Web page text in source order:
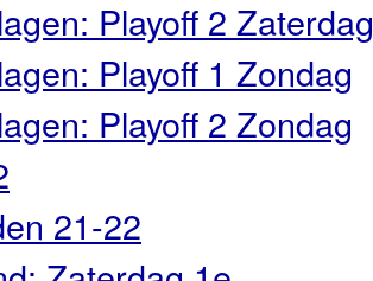
Playoff 2 Zaterdag
Playoff 1 Zondag
Playoff 2 Zondag
21-22